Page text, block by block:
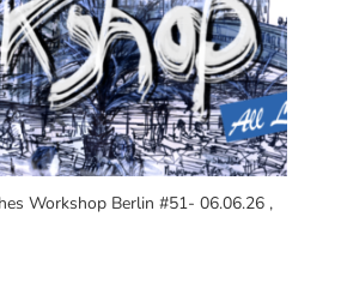
Workshop Berlin #51- 06.06.26 ,